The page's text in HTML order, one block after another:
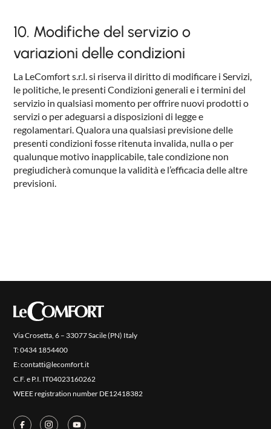
10. Modifiche del servizio o
variazioni delle condizioni
La LeComfort s.r.l. si riserva il diritto di modificare i Servizi,
le politiche, le presenti Condizioni generali e i termini del
servizio in qualsiasi momento per offrire nuovi prodotti o
servizi o per adeguarsi a disposizioni di legge e
regolamentari. Qualora una qualsiasi previsione delle
presenti condizioni fosse ritenuta invalida, nulla o per
qualunque motivo inapplicabile, tale condizione non
pregiudicherà comunque la validità e l’efficacia delle altre
previsioni.
Via Crosetta, 6 – 33077 Sacile (PN) Italy
T:0434 1854400
E:contatti@lecomfort.it
C.F. e P.I. IT04023160262
WEEE registration number DE12418382